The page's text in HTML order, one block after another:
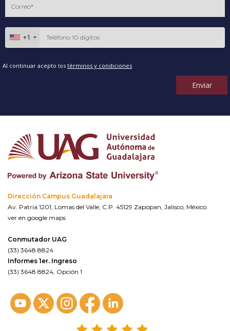
+1
Al continuar acepto los términos y condiciones
Enviar
Dirección Campus Guadalajara
Av. Patria 1201, Lomas del Valle, C.P. 45129 Zapopan, Jalisco, México.
ver en google maps
Conmutador UAG
(33) 3648 8824
Informes 1er. Ingreso
(33) 3648 8824, Opción 1